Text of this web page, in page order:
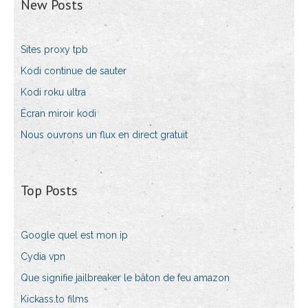
New Posts
Sites proxy tpb
Kodi continue de sauter
Kodi roku ultra
Écran miroir kodi
Nous ouvrons un flux en direct gratuit
Top Posts
Google quel est mon ip
Cydia vpn
Que signifie jailbreaker le bâton de feu amazon
Kickass.to films